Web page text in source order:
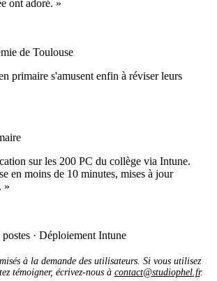
ont adoré. »
de Toulouse
primaire s'amusent enfin à réviser leurs
sur les 200 PC du collège via Intune.
en moins de 10 minutes, mises à jour
»
· Déploiement Intune
à la demande des utilisateurs. Si vous utilisez
témoigner, écrivez-nous à contact@studiophel.fr.